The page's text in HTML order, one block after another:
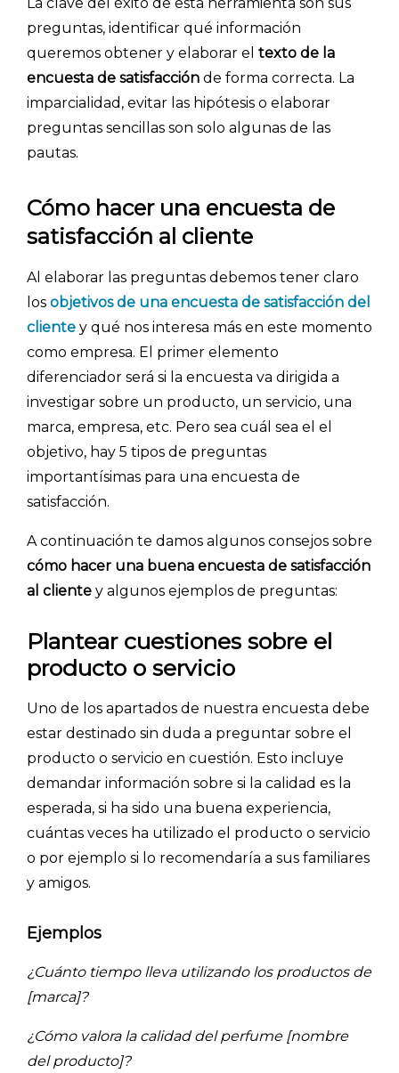
CÓMO FUNCIONA
PLANTILLAS
PRECIOS
BLOG
ACCEDER →
La clave del éxito de esta herramienta son sus
preguntas, identificar qué información
queremos obtener y elaborar el texto de la
encuesta de satisfacción de forma correcta. La
imparcialidad, evitar las hipótesis o elaborar
preguntas sencillas son solo algunas de las
pautas.
Cómo hacer una encuesta de
satisfacción al cliente
Al elaborar las preguntas debemos tener claro
los objetivos de una encuesta de satisfacción del
cliente y qué nos interesa más en este momento
como empresa. El primer elemento
diferenciador será si la encuesta va dirigida a
investigar sobre un producto, un servicio, una
marca, empresa, etc. Pero sea cuál sea el el
objetivo, hay 5 tipos de preguntas
importantísimas para una encuesta de
satisfacción.
A continuación te damos algunos consejos sobre
cómo hacer una buena encuesta de satisfacción
al cliente y algunos ejemplos de preguntas:
Plantear cuestiones sobre el
producto o servicio
Uno de los apartados de nuestra encuesta debe
estar destinado sin duda a preguntar sobre el
producto o servicio en cuestión. Esto incluye
demandar información sobre si la calidad es la
esperada, si ha sido una buena experiencia,
cuántas veces ha utilizado el producto o servicio
o por ejemplo si lo recomendaría a sus familiares
y amigos.
Ejemplos
¿Cuánto tiempo lleva utilizando los productos de
[marca]?
¿Cómo valora la calidad del perfume [nombre
del producto]?